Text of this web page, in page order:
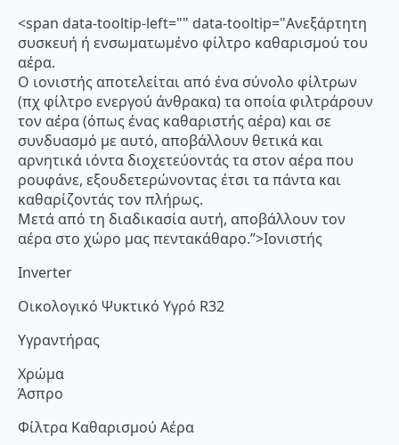
<span data-tooltip-left="" data-tooltip="Ανεξάρτητη
συσκευή ή ενσωματωμένο φίλτρο καθαρισμού του
αέρα.
Ο ιονιστής αποτελείται από ένα σύνολο φίλτρων
(πχ φίλτρο ενεργού άνθρακα) τα οποία φιλτράρουν
τον αέρα (όπως ένας καθαριστής αέρα) και σε
συνδυασμό με αυτό, αποβάλλουν θετικά και
αρνητικά ιόντα διοχετεύοντάς τα στον αέρα που
ρουφάνε, εξουδετερώνοντας έτσι τα πάντα και
καθαρίζοντάς τον πλήρως.
Μετά από τη διαδικασία αυτή, αποβάλλουν τον
αέρα στο χώρο μας πεντακάθαρο.”>Ιονιστής
Inverter
Οικολογικό Ψυκτικό Υγρό R32
Υγραντήρας
Χρώμα
Άσπρο
Φίλτρα Καθαρισμού Αέρα